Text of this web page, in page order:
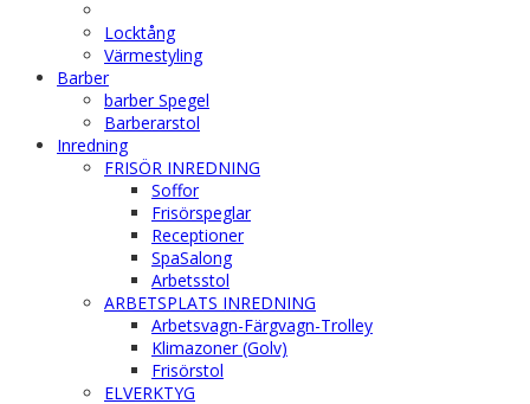
Locktång
Värmestyling
Barber
barber Spegel
Barberarstol
Inredning
FRISÖR INREDNING
Soffor
Frisörspeglar
Receptioner
SpaSalong
Arbetsstol
ARBETSPLATS INREDNING
Arbetsvagn-Färgvagn-Trolley
Klimazoner (Golv)
Frisörstol
ELVERKTYG